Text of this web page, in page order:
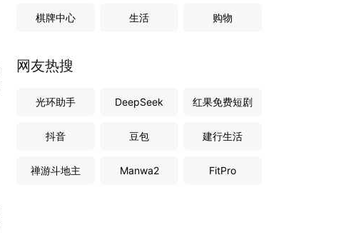
棋牌中心 生活 购物
网友热搜
光环助手 DeepSeek 红果免费短剧
抖音 豆包 建行生活
禅游斗地主 Manwa2 FitPro